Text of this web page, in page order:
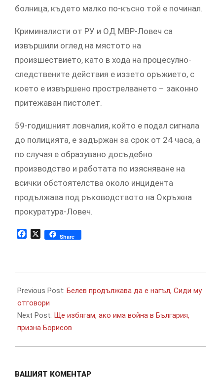
болница, където малко по-късно той е починал.
Криминалисти от РУ и ОД МВР-Ловеч са
извършили оглед на мястото на
произшествието, като в хода на процесулно-
следствените действия е иззето оръжието, с
което е извършено прострелването – законно
притежаван пистолет.
59-годишният ловчалия, който е подал сигнала
до полицията, е задържан за срок от 24 часа, а
по случая е образувано досъдебно
производство и работата по изясняване на
всички обстоятелства около инцидента
продължава под ръководството на Окръжна
прокуратура-Ловеч.
Facebook
X Share
10-
19
Previous Post: Белев продължава да е нагъл, Сиди му
отговори
Next Post: Ще избягам, ако има война в България,
призна Борисов
ВАШИЯТ КОМЕНТАР